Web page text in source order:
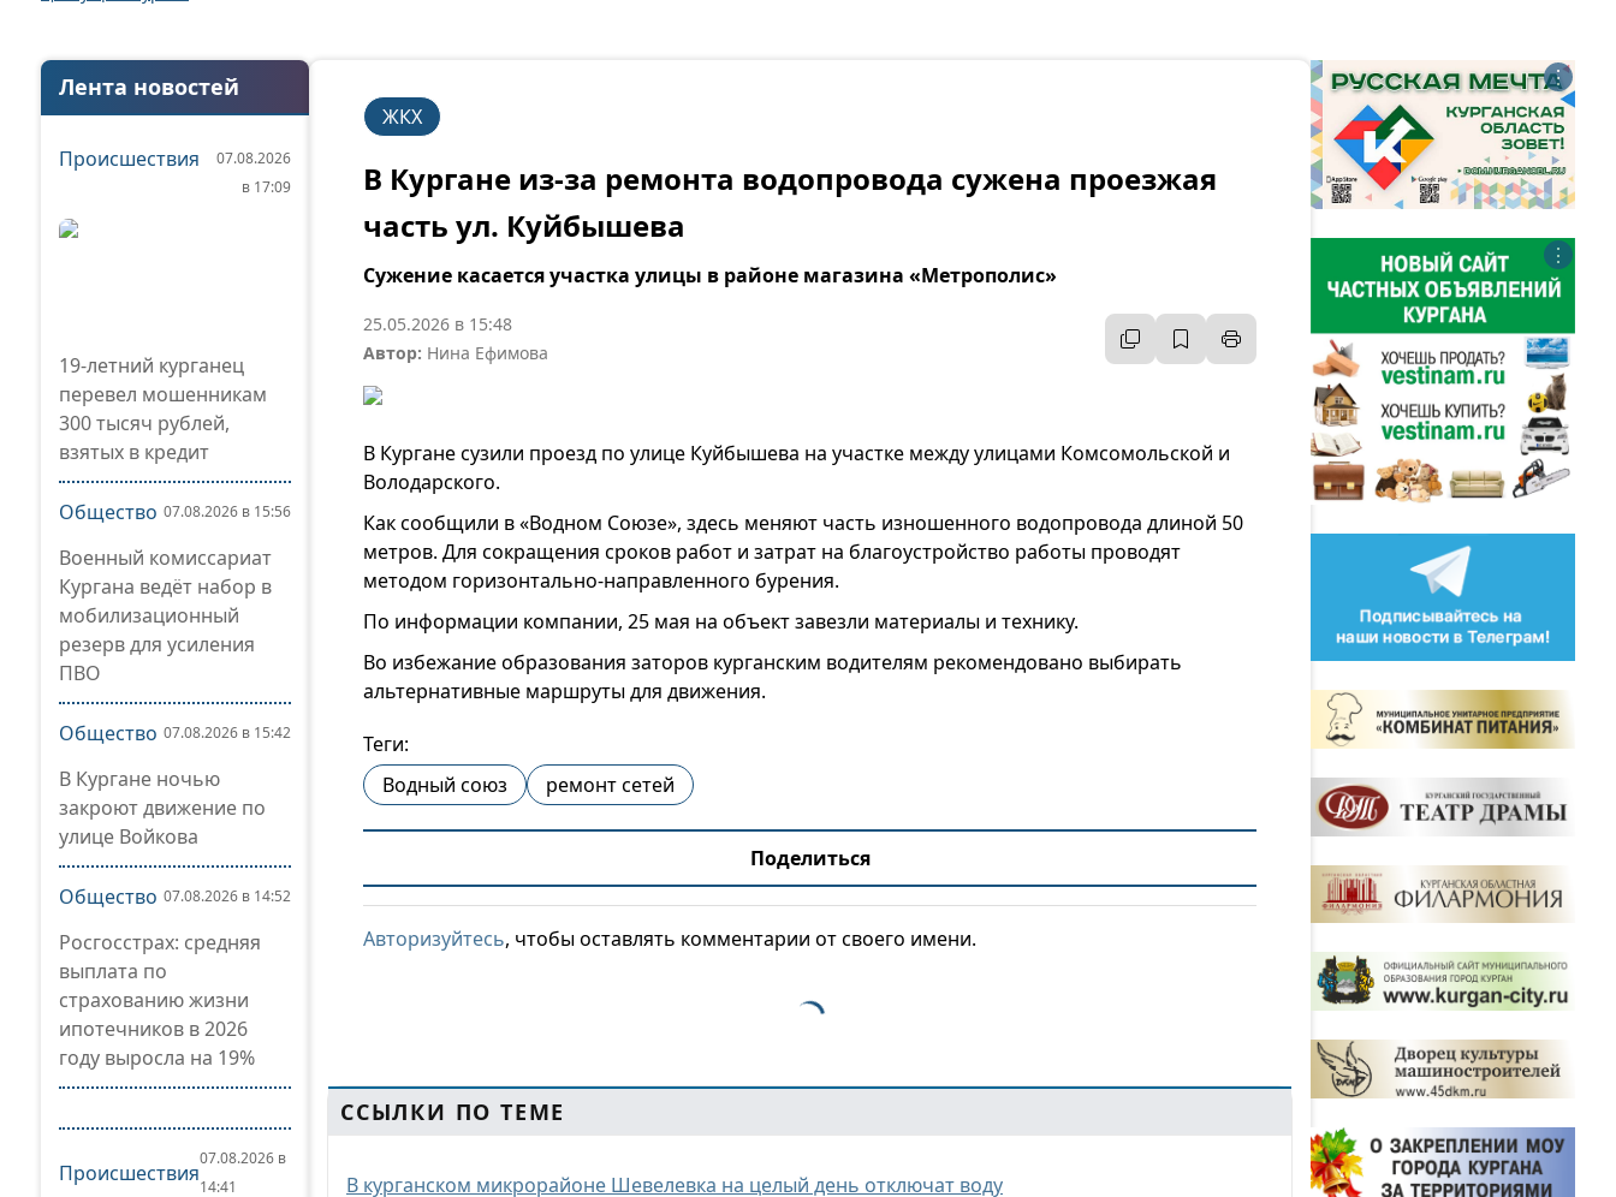
Лента новостей
Происшествия
07.08.2026
в 17:09
19-летний курганец
перевел мошенникам
300 тысяч рублей,
взятых в кредит
Общество 07.08.2026 в 15:56
Военный комиссариат
Кургана ведёт набор в
мобилизационный
резерв для усиления
ПВО
Общество 07.08.2026 в 15:42
В Кургане ночью
закроют движение по
улице Войкова
Общество 07.08.2026 в 14:52
Росгосстрах: средняя
выплата по
страхованию жизни
ипотечников в 2026
году выросла на 19%
Происшествия
07.08.2026 в
14:41
ЖКХ
В Кургане из-за ремонта водопровода сужена проезжая
часть ул. Куйбышева
Сужение касается участка улицы в районе магазина «Метрополис»
25.05.2026 в 15:48
Автор: Нина Ефимова
В Кургане сузили проезд по улице Куйбышева на участке между улицами Комсомольской и
Володарского.
Как сообщили в «Водном Союзе», здесь меняют часть изношенного водопровода длиной 50
метров. Для сокращения сроков работ и затрат на благоустройство работы проводят
методом горизонтально-направленного бурения.
По информации компании, 25 мая на объект завезли материалы и технику.
Во избежание образования заторов курганским водителям рекомендовано выбирать
альтернативные маршруты для движения.
Теги:
Водный союз
ремонт сетей
Поделиться
Авторизуйтесь, чтобы оставлять комментарии от своего имени.
ССЫЛКИ ПО ТЕМЕ
В курганском микрорайоне Шевелевка на целый день отключат воду
⋮
⋮